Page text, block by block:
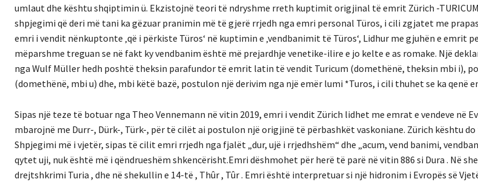
umlaut dhe kështu shqiptimin ü. Ekzistojnë teori të ndryshme rreth kuptimit origjinal të emrit Zürich -
shpjegimi që deri më tani ka gëzuar pranimin më të gjerë rrjedh nga emri personal Türos, i cili zgjatet me
emri i vendit nënkuptonte ‚që i përkiste Türos‘ në kuptimin e ‚vendbanimit të Türos‘, Lidhur me gjuhën e emrit
mëparshme treguan se në fakt ky vendbanim është më prejardhje venetike-ilire e jo kelte e as romake. Një
nga Wulf Müller hedh poshtë theksin parafundor të emrit latin të vendit Turicum (domethënë, theksin mbi i),
(domethënë, mbi u) dhe, mbi këtë bazë, postulon një derivim nga një emër lumi *Turos, i cili thuhet se ka qenë
Sipas një teze të botuar nga Theo Vennemann në vitin 2019, emri i vendit Zürich lidhet me emrat e vendeve në
mbarojnë me Durr-, Dürk-, Türk-, për të cilët ai postulon një origjinë të përbashkët vaskoniane. Zürich kështu
Shpjegimi më i vjetër, sipas të cilit emri rrjedh nga fjalët „dur, ujë i rrjedhshëm“ dhe „acum, vend banimi,
qytet uji, nuk është më i qëndrueshëm shkencërisht.Emri dëshmohet për herë të parë në vitin 886 si Dura . Në
drejtshkrimi Turia , dhe në shekullin e 14-të , Thûr , Tûr . Emri është interpretuar si një hidronim i Evropës së